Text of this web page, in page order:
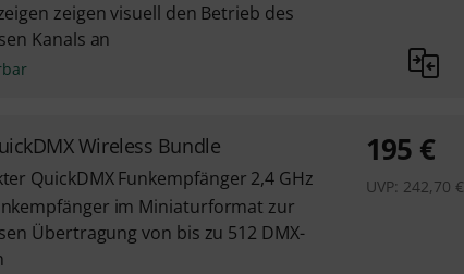
zeigen visuell den Betrieb des
Kanals an
Wireless Bundle
QuickDMX Funkempfänger 2,4 GHz
im Miniaturformat zur
Übertragung von bis zu 512 DMX-
195 €
UVP: 242,70 €